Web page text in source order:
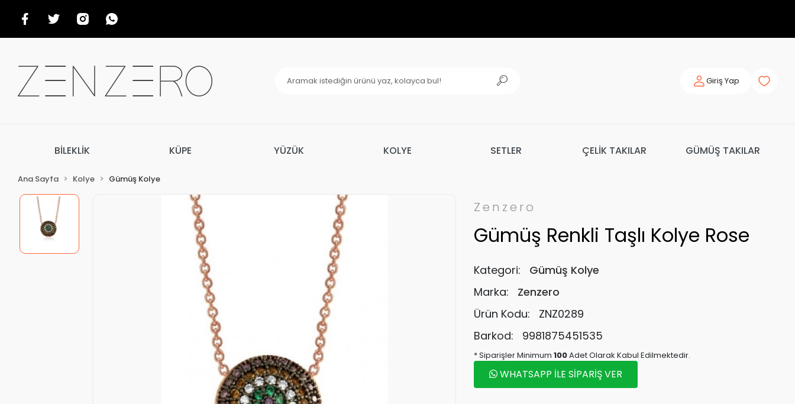
Giriş Yap
BİLEKLİK KÜPE YÜZÜK KOLYE SETLER ÇELİK TAKILAR GÜMÜŞ TAKILAR
Ana Sayfa Kolye Gümüş Kolye
Zenzero
Gümüş Renkli Taşlı Kolye Rose
Kategori:
Gümüş Kolye
Marka:
Zenzero
Ürün Kodu:
ZNZ0289
Barkod:
9981875451535
* Siparişler Minimum 100Adet Olarak Kabul Edilmektedir.
WHATSAPP İLE SİPARİŞ VER